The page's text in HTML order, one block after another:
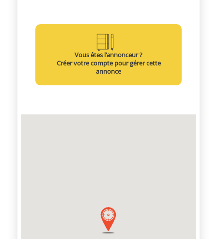
Vous êtes l'annonceur ?
Créer votre compte pour gérer cette
annonce